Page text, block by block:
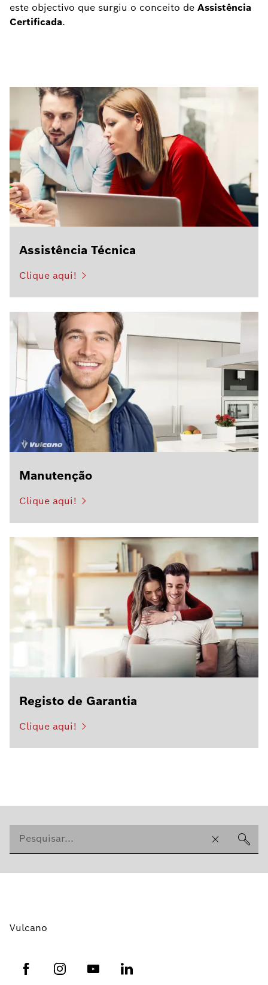
este objectivo que surgiu o conceito de Assistência
Certificada.
Assistência Técnica
Clique aqui!
Manutenção
Clique aqui!
Registo de Garantia
Clique aqui!
Vulcano